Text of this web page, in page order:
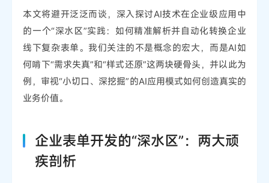
本文将避开泛泛而谈，深入探讨AI技术在企业级应用中
的一个“深水区”实践：如何精准解析并自动化转换企业
线下复杂表单。我们关注的不是概念的宏大，而是AI如
何啃下“需求失真”和“样式还原”这两块硬骨头，并以此为
例，审视“小切口、深挖掘”的AI应用模式如何创造真实的
业务价值。
企业表单开发的“深水区”：两大顽
疾剖析